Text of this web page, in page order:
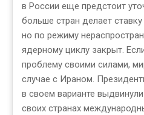
в России еще предстоит
больше стран делает
но по режиму
ядерному циклу закрыт.
проблему своими силами,
случае с Ираном.
в своем варианте
своих странах